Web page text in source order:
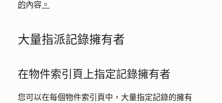
的內容 。
大量指派記錄擁有者
在物件索引頁上指定記錄擁有者
您可以在每個物件索引頁中，大量指定記錄的擁有